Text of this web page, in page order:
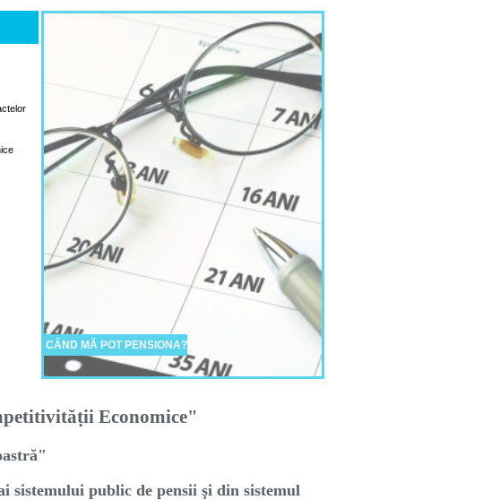
CÂND MĂ POT PENSIONA?
Economice"
sistemului public de pensii şi din sistemul